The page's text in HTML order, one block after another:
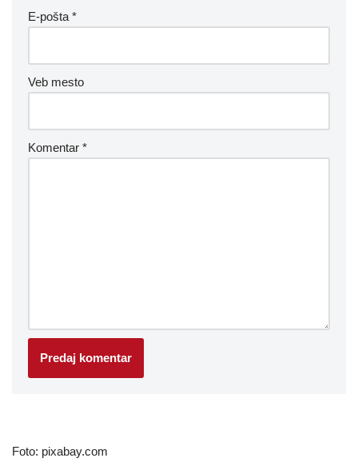
E-pošta *
Veb mesto
Komentar *
Foto: pixabay.com